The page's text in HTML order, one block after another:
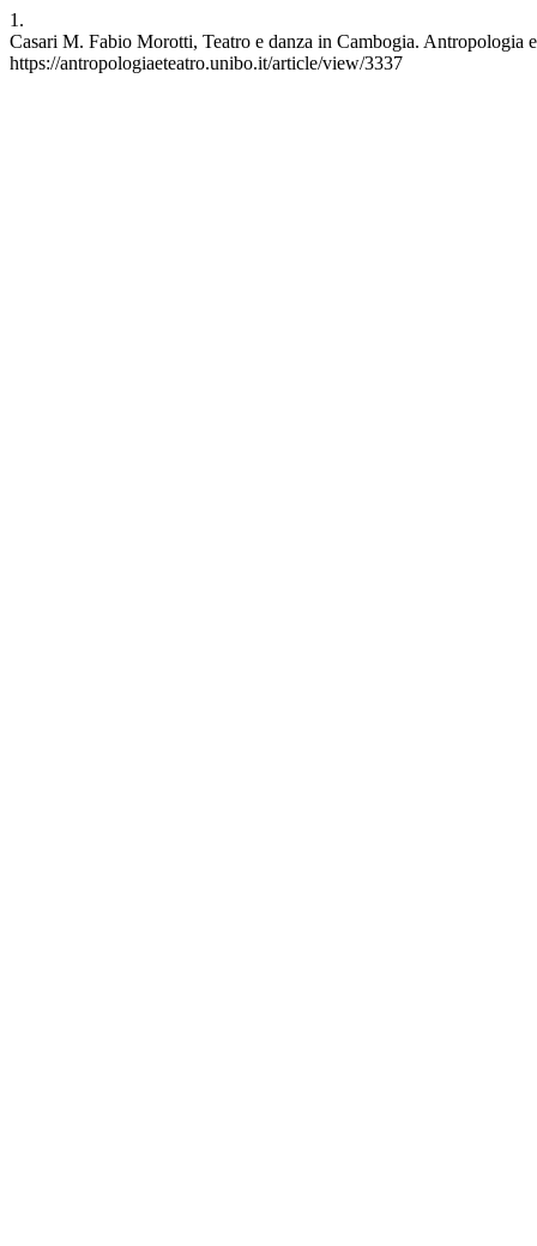
1.
Casari M. Fabio Morotti, Teatro e danza in Cambogia. Antropologia
https://antropologiaeteatro.unibo.it/article/view/3337